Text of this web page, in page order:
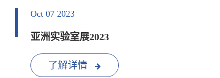
Oct 07 2023
亚洲实验室展2023
了解详情